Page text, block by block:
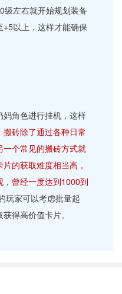
级左右就开始规划装备
以上，这样才能确保
角色进行挂机，这样
搬砖除了通过各种日常
个常见的搬砖方式就
的获取难度相当高，
曾经一度达到1000到
玩家可以考虑批量起
得高价值卡片。